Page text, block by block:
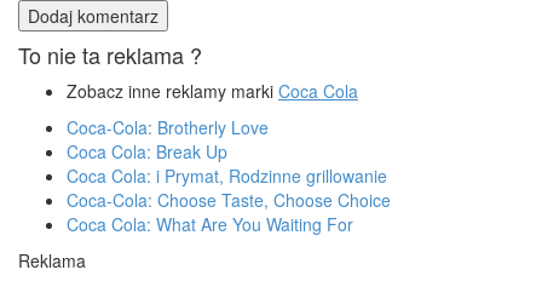
To nie ta reklama ?
Zobacz inne reklamy marki Coca Cola
Coca-Cola: Brotherly Love
Coca Cola: Break Up
Coca Cola: i Prymat, Rodzinne grillowanie
Coca-Cola: Choose Taste, Choose Choice
Coca Cola: What Are You Waiting For
Reklama